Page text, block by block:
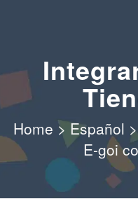
Home > Español >
E-goi